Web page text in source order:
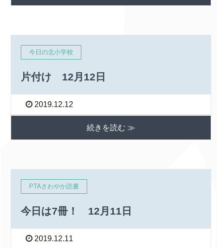
今日の北小学校
片付け 12月12日
2019.12.12
続きを読む ≫
PTAさわやか読書
今日は7冊！ 12月11日
2019.12.11